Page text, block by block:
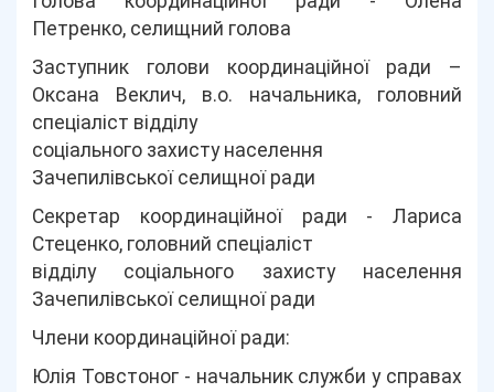
Петренко, селищний голова
Заступник голови координаційної ради –
Оксана Веклич, в.о. начальника, головний
спеціаліст відділу
соціального захисту населення
Зачепилівської селищної ради
Секретар координаційної ради - Лариса
Стеценко, головний спеціаліст
відділу соціального захисту населення
Зачепилівської селищної ради
Члени координаційної ради:
Юлія Товстоног - начальник служби у справах